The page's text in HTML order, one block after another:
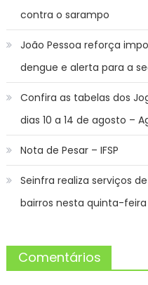
contra o sarampo
João Pessoa reforça
dengue e alerta para a
Confira as tabelas dos
dias 10 a 14 de agosto –
Nota de Pesar – IFSP
Seinfra realiza serviços
bairros nesta quinta-feira
Comentários